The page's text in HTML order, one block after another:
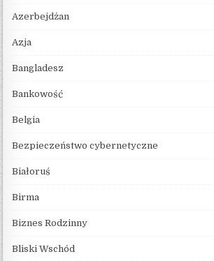
Azerbejdżan
Azja
Bangladesz
Bankowość
Belgia
Bezpieczeństwo cybernetyczne
Białoruś
Birma
Biznes Rodzinny
Bliski Wschód